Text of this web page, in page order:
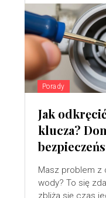
Porady
Jak
klucza?
Masz problem z
wody? To się
zbliża się czas